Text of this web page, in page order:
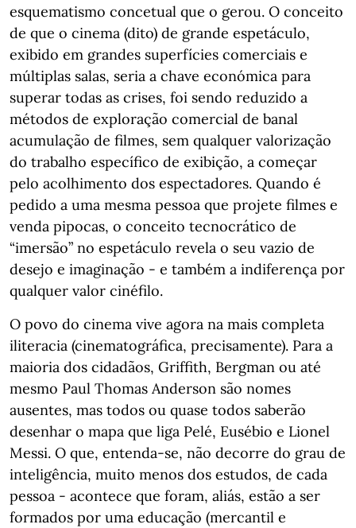
esquematismo concetual que o gerou. O conceito
de que o cinema (dito) de grande espetáculo,
exibido em grandes superfícies comerciais e
múltiplas salas, seria a chave económica para
superar todas as crises, foi sendo reduzido a
métodos de exploração comercial de banal
acumulação de filmes, sem qualquer valorização
do trabalho específico de exibição, a começar
pelo acolhimento dos espectadores. Quando é
pedido a uma mesma pessoa que projete filmes e
venda pipocas, o conceito tecnocrático de
“imersão” no espetáculo revela o seu vazio de
desejo e imaginação - e também a indiferença por
qualquer valor cinéfilo.
O povo do cinema vive agora na mais completa
iliteracia (cinematográfica, precisamente). Para a
maioria dos cidadãos, Griffith, Bergman ou até
mesmo Paul Thomas Anderson são nomes
ausentes, mas todos ou quase todos saberão
desenhar o mapa que liga Pelé, Eusébio e Lionel
Messi. O que, entenda-se, não decorre do grau de
inteligência, muito menos dos estudos, de cada
pessoa - acontece que foram, aliás, estão a ser
formados por uma educação (mercantil e